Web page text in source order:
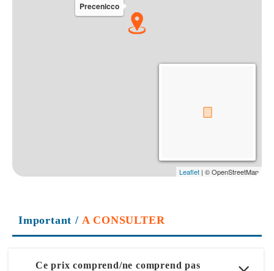
Important / A CONSULTER
Ce prix comprend/ne comprend pas